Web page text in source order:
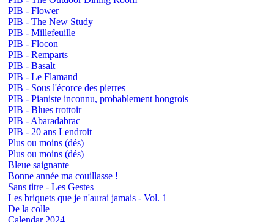
PIB - Flower
PIB - The New Study
PIB - Millefeuille
PIB - Flocon
PIB - Remparts
PIB - Basalt
PIB - Le Flamand
PIB - Sous l'écorce des pierres
PIB - Pianiste inconnu, probablement hongrois
PIB - Blues trottoir
PIB - Abaradabrac
PIB - 20 ans Lendroit
Plus ou moins (dés)
Plus ou moins (dés)
Bleue saignante
Bonne année ma couillasse !
Sans titre - Les Gestes
Les briquets que je n'aurai jamais - Vol. 1
De la colle